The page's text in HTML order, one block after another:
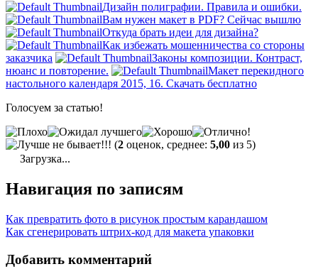
Дизайн полиграфии. Правила и ошибки.
Вам нужен макет в PDF? Сейчас вышлю
Откуда брать идеи для дизайна?
Как избежать мошенничества со стороны
заказчика
Законы композиции. Контраст,
нюанс и повторение.
Макет перекидного
настольного календаря 2015, 16. Скачать бесплатно
Голосуем за статью!
(2 оценок, среднее: 5,00 из 5)
Загрузка...
Навигация по записям
Как превратить фото в рисунок простым карандашом
Как сгенерировать штрих-код для макета упаковки
Добавить комментарий